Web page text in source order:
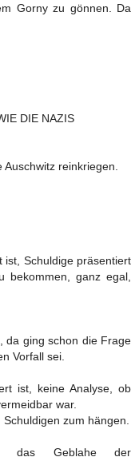
Gorny zu gönnen. Da
DIE NAZIS
reinkriegen.
ist, Schuldige präsentiert
bekommen, ganz egal,
da ging schon die Frage
Vorfall sei.
ist, keine Analyse, ob
war.
zum hängen.
das Geblahe der